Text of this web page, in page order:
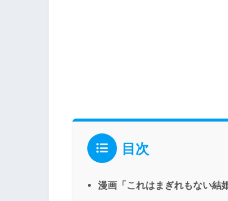
目次
漫画「これはまぎれもない結